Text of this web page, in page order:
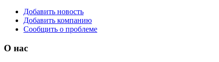
Добавить новость
Добавить компанию
Сообщить о проблеме
О нас